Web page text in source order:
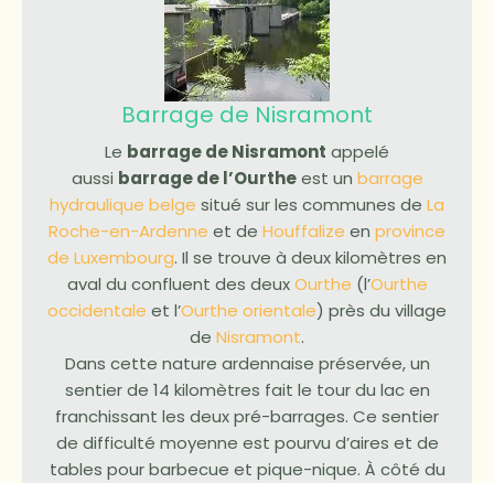
Barrage de Nisramont
Le barrage de Nisramont appelé
aussi barrage de l’Ourtheest un barrage
hydraulique belge situé sur les communes de La
Roche-en-Ardenne et de Houffalize en province
de Luxembourg. Il se trouve à deux kilomètres en
aval du confluent des deuxOurthe (l’Ourthe
occidentale et l’Ourthe orientale) près du village
de Nisramont.
Dans cette nature ardennaise préservée, un
sentier de 14 kilomètres fait le tour du lac en
franchissant les deux pré-barrages. Ce sentier
de difficulté moyenne est pourvu d’aires et de
tables pour barbecue et pique-nique. À côté du